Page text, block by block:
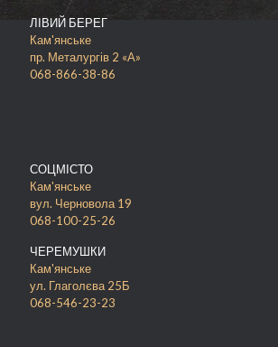
ЛІВИЙ БЕРЕГ
Кам'янське
пр. Металургів 2 «А»
068-866-38-86
СОЦМІСТО
Кам'янське
вул. Черновола 19
068-100-25-26
ЧЕРЕМУШКИ
Кам'янське
ул. Глаголєва 25Б
068-546-23-23